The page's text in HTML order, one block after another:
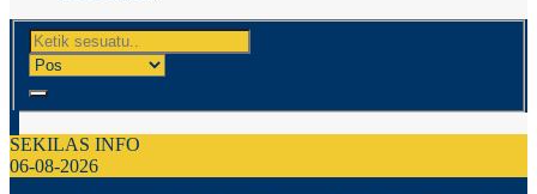
SEKILAS INFO
06-08-2026